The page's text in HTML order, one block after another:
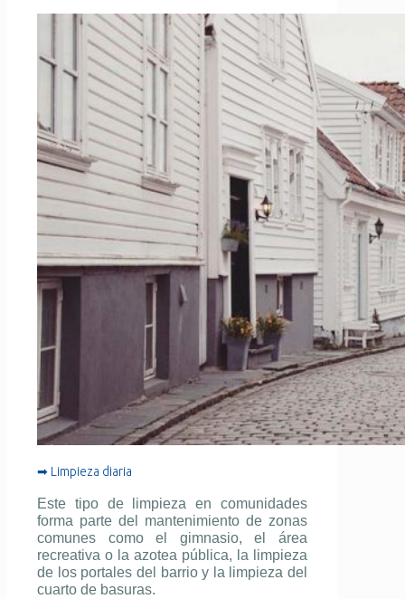
➡ Limpieza diaria
Este tipo de limpieza en comunidades
forma parte del mantenimiento de zonas
comunes como el gimnasio, el área
recreativa o la azotea pública, la limpieza
de los portales del barrio y la limpieza del
cuarto de basuras.